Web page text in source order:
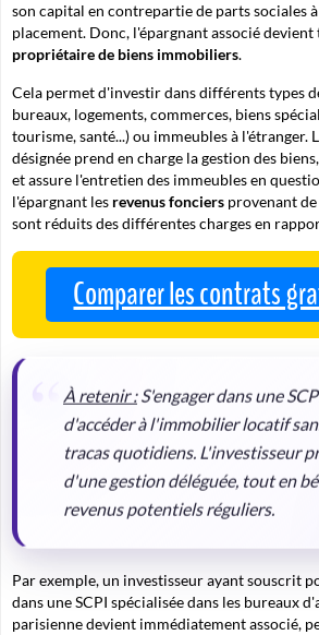
son capital en contrepartie de parts sociales
placement. Donc, l'épargnant associé
propriétaire de biens immobiliers.
Cela permet d'investir dans différents types
bureaux, logements, commerces, biens
tourisme, santé...) ou immeubles à l'étranger.
désignée prend en charge la gestion des
et assure l'entretien des immeubles en
l'épargnant les revenus fonciers provenant
sont réduits des différentes charges en
Comparer les contrats
À retenir :S'engager dans une
d'accéder à l'immobilier locatif
tracas quotidiens. L'investisseur
d'une gestion déléguée, tout en
revenus potentiels réguliers.
Par exemple, un investisseur ayant souscrit
dans une SCPI spécialisée dans les bureaux
parisienne devient immédiatement associé,